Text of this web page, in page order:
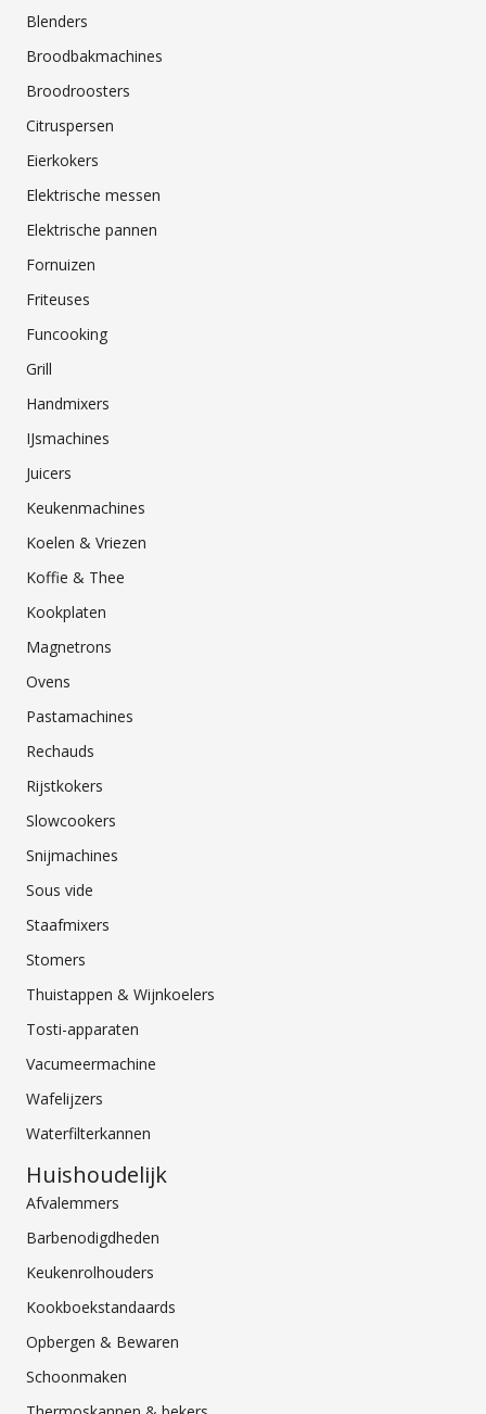
Blenders
Broodbakmachines
Broodroosters
Citruspersen
Eierkokers
Elektrische messen
Elektrische pannen
Fornuizen
Friteuses
Funcooking
Grill
Handmixers
IJsmachines
Juicers
Keukenmachines
Koelen & Vriezen
Koffie & Thee
Kookplaten
Magnetrons
Ovens
Pastamachines
Rechauds
Rijstkokers
Slowcookers
Snijmachines
Sous vide
Staafmixers
Stomers
Thuistappen & Wijnkoelers
Tosti-apparaten
Vacumeermachine
Wafelijzers
Waterfilterkannen
Huishoudelijk
Afvalemmers
Barbenodigdheden
Keukenrolhouders
Kookboekstandaards
Opbergen & Bewaren
Schoonmaken